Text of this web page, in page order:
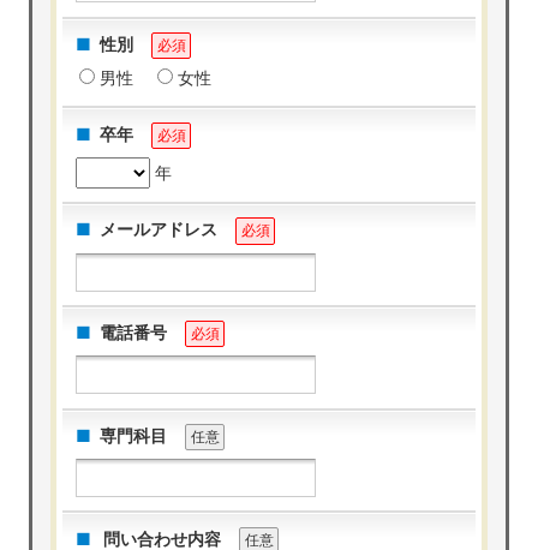
性別 必須
男性 女性
卒年 必須
年
メールアドレス 必須
電話番号 必須
専門科目 任意
問い合わせ内容 任意